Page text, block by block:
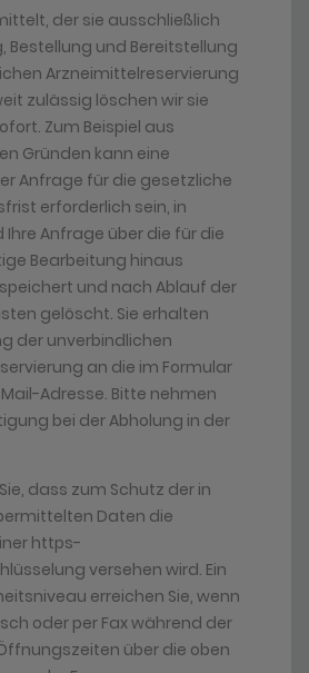
der sie ausschließlich
Bestellung und Bereitstellung
Arzneimittelreservierung
zulässig löschen wir sie
Zum Beispiel aus
Gründen kann eine
Anfrage für die gesetzliche
erforderlich sein, in
Ihre Anfrage über die für die
Bearbeitung hinaus
und nach Ablauf der
gelöscht. Sie erhalten
der unverbindlichen
an die im Formular
Adresse. Bitte nehmen
bei der Abholung in der
dass zum Schutz der in
Daten die
https-
versehen wird. Ein
erreichen Sie, wenn
oder per Fax während der
über die oben